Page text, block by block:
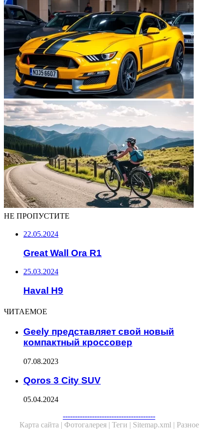
НЕ ПРОПУСТИТЕ
22.05.2024
Great Wall Ora R1
25.03.2024
Haval H9
ЧИТАЕМОЕ
Geely представляет свой новый
компактный кроссовер
07.08.2023
Qoros 3 City SUV
05.04.2024
--------------------------------------
Карта сайта | Фотогалерея | Теги | Sitemap.xml | Разное